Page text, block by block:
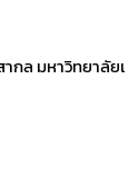
กล มหาวิทยาลัย